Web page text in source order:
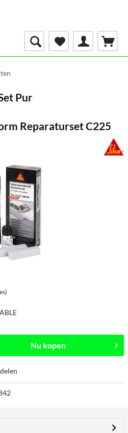
Pur
Reparaturset C225
Nu kopen